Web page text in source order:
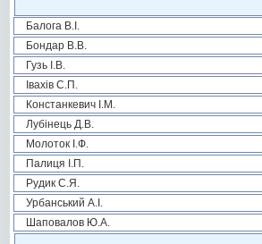
Балога В.І.
Бондар В.В.
Гузь І.В.
Івахів С.П.
Констанкевич І.М.
Лубінець Д.В.
Молоток І.Ф.
Палиця І.П.
Рудик С.Я.
Урбанський А.І.
Шаповалов Ю.А.